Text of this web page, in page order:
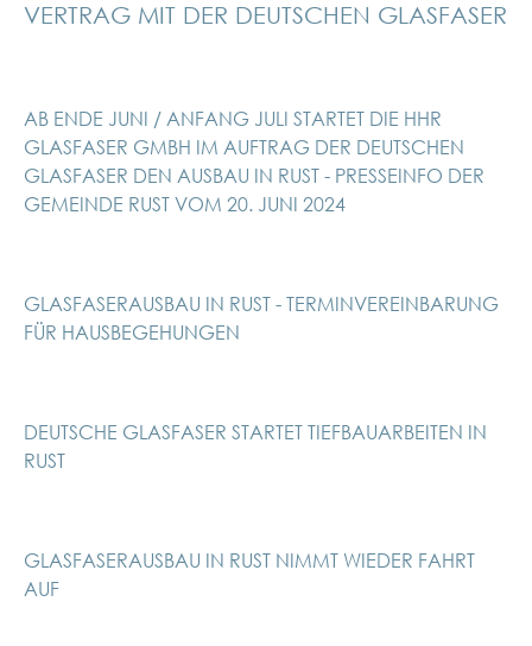
VERTRAG MIT DER DEUTSCHEN GLASFASER
AB ENDE JUNI / ANFANG JULI STARTET DIE HHR
GLASFASER GMBH IM AUFTRAG DER DEUTSCHEN
GLASFASER DEN AUSBAU IN RUST - PRESSEINFO DER
GEMEINDE RUST VOM 20. JUNI 2024
GLASFASERAUSBAU IN RUST - TERMINVEREINBARUNG
FÜR HAUSBEGEHUNGEN
DEUTSCHE GLASFASER STARTET TIEFBAUARBEITEN IN
RUST
GLASFASERAUSBAU IN RUST NIMMT WIEDER FAHRT
AUF